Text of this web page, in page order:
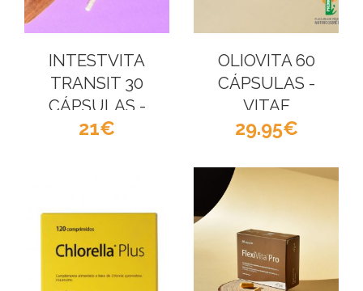
INTESTVITA
TRANSIT 30
CÁPSULAS -
VITAE
21
OLIOVITA 60
CÁPSULAS -
VITAE
29.95